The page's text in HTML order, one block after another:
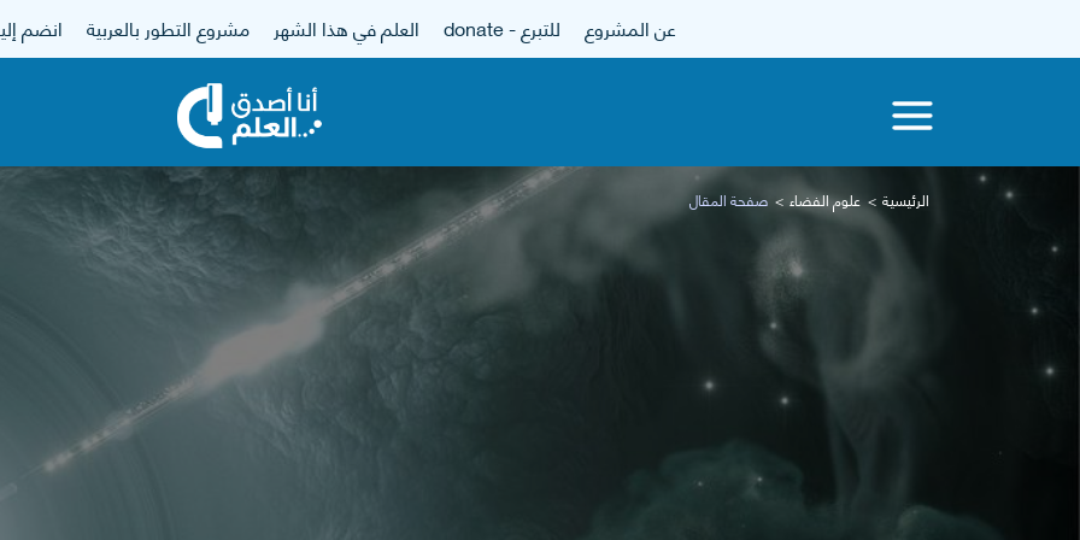
عن المشروع للتبرع - donate العلم في هذا الشهر مشروع التطور بالعربية انضم
الرئيسية علوم الفضاء صفحة المقال